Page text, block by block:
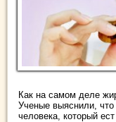
Как на самом деле
Ученые выяснили, что
человека, который ест